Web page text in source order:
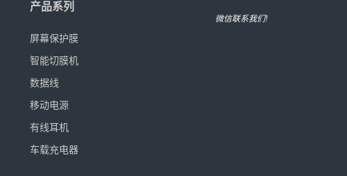
产品系列
屏幕保护膜
智能切膜机
移动电源
有线耳机
车载充电器